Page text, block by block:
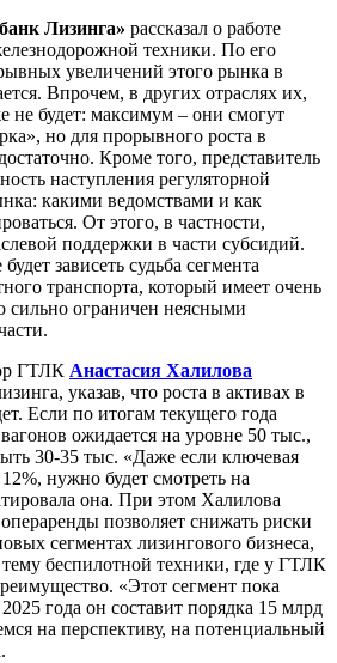
Лизинга» рассказал о работе
техники. По его
увеличений этого рынка в
Впрочем, в других отраслях их,
не будет: максимум – они смогут
но для прорывного роста в
Кроме того, представитель
наступления регуляторной
какими ведомствами и как
От этого, в частности,
поддержки в части субсидий.
зависеть судьба сегмента
транспорта, который имеет очень
сильно ограничен неясными
ГТЛК Анастасия Халилова
указав, что роста в активах в
Если по итогам текущего года
ожидается на уровне 50 тыс.,
30-35 тыс. «Даже если ключевая
нужно будет смотреть на
она. При этом Халилова
позволяет снижать риски
сегментах лизингового бизнеса,
тему беспилотной техники, где у ГТЛК
«Этот сегмент пока
года он составит порядка 15 млрд
на перспективу, на потенциальный